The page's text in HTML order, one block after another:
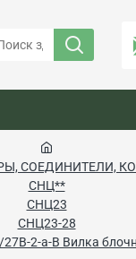
СОЕДИНИТЕЛИ,
СНЦ**
СНЦ23
СНЦ23-28
2-а-В Вилка